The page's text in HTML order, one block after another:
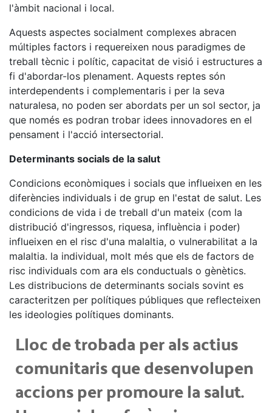
l'àmbit nacional i local.
Aquests aspectes socialment complexes abracen
múltiples factors i requereixen nous paradigmes de
treball tècnic i polític, capacitat de visió i estructures a
fi d'abordar-los plenament. Aquests reptes són
interdependents i complementaris i per la seva
naturalesa, no poden ser abordats per un sol sector, ja
que només es podran trobar idees innovadores en el
pensament i l'acció intersectorial.
Determinants socials de la salut
Condicions econòmiques i socials que influeixen en les
diferències individuals i de grup en l'estat de salut. Les
condicions de vida i de treball d'un mateix (com la
distribució d'ingressos, riquesa, influència i poder)
influeixen en el risc d'una malaltia, o vulnerabilitat a la
malaltia. la individual, molt més que els de factors de
risc individuals com ara els conductuals o gènètics.
Les distribucions de determinants socials sovint es
caracteritzen per polítiques públiques que reflecteixen
les ideologies polítiques dominants.
Lloc de trobada per als actius
comunitaris que desenvolupen
accions per promoure la salut.